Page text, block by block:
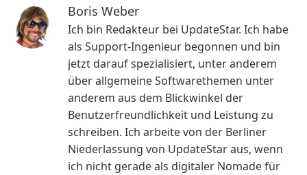
Boris Weber
Ich bin Redakteur bei UpdateStar. Ich habe
als Support-Ingenieur begonnen und bin
jetzt darauf spezialisiert, unter anderem
über allgemeine Softwarethemen unter
anderem aus dem Blickwinkel der
Benutzerfreundlichkeit und Leistung zu
schreiben. Ich arbeite von der Berliner
Niederlassung von UpdateStar aus, wenn
ich nicht gerade als digitaler Nomade für